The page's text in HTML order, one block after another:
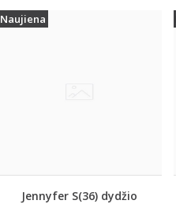
Naujiena
Jennyfer S(36) dydžio